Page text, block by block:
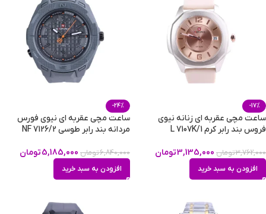
-17%
ساعت مچی عقربه ای زنانه نیوی
فروس بند رابر کرم L 7107K/1
3,762,000تومان 3,135,000تومان
افزودن به سبد خرید
-24%
ساعت مچی عقربه ای نیوی فورس
مردانه بند رابر طوسی NF 7126/2
6,840,000تومان 5,185,000تومان
افزودن به سبد خرید